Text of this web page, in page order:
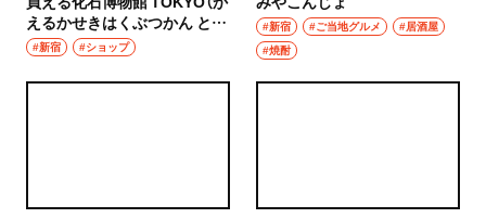
えるかせきはくぶつかん とう
きょう）
#新宿 #ショップ
#新宿 #ご当地グルメ
#居酒屋
#焼酎